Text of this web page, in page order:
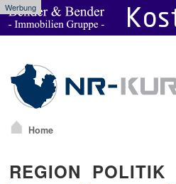
Werbung
Home
REGION POLITIK